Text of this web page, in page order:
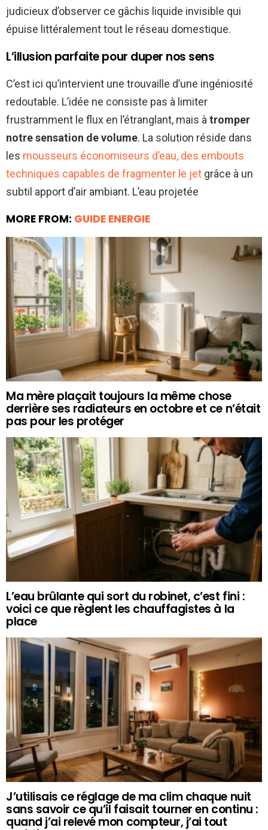
judicieux d’observer ce gâchis liquide invisible qui
épuise littéralement tout le réseau domestique.
L’illusion parfaite pour duper nos sens
C’est ici qu’intervient une trouvaille d’une ingéniosité
redoutable. L’idée ne consiste pas à limiter
frustramment le flux en l’étranglant, mais à tromper
notre sensation de volume. La solution réside dans
les mousseurs économiseurs d’eau, des embouts
techniques capables de fragmenter le jet grâce à un
subtil apport d’air ambiant. L’eau projetée
MORE FROM: GUIDE ENERGIE
Ma mère plaçait toujours la même chose
derrière ses radiateurs en octobre et ce n’était
pas pour les protéger
L’eau brûlante qui sort du robinet, c’est fini :
voici ce que règlent les chauffagistes à la
place
J’utilisais ce réglage de ma clim chaque nuit
sans savoir ce qu’il faisait tourner en continu :
quand j’ai relevé mon compteur, j’ai tout